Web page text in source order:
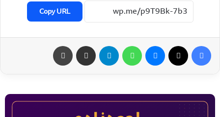
Copy URL